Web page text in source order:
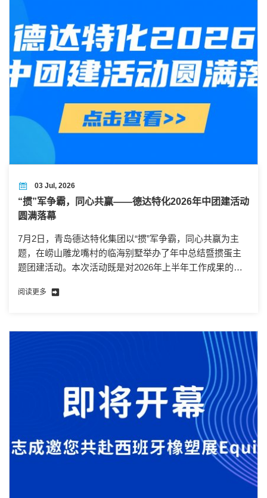
03 Jul, 2026
“掼”军争霸，同心共赢——德达特化2026年中团建活动
圆满落幕
7月2日，青岛德达特化集团以“掼”军争霸，同心共赢为主
题，在崂山雕龙嘴村的临海别墅举办了年中总结暨掼蛋主
题团建活动。本次活动既是对2026年上半年工作成果的回
阅读更多